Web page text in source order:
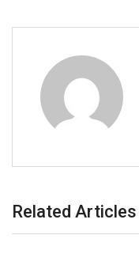
Related Articles